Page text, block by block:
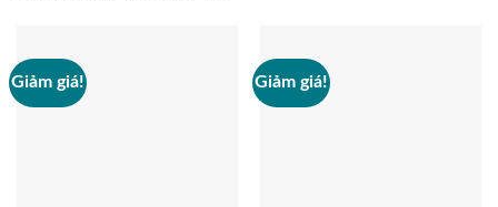
Giảm giá! Giảm giá!